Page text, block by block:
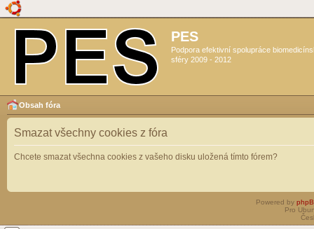
PES
Podpora efektivní spolupráce
sféry 2009 - 2012
Obsah fóra
Smazat všechny cookies z fóra
Chcete smazat všechna cookies z vašeho disku uložená tímto fórem?
Powered by
Pro